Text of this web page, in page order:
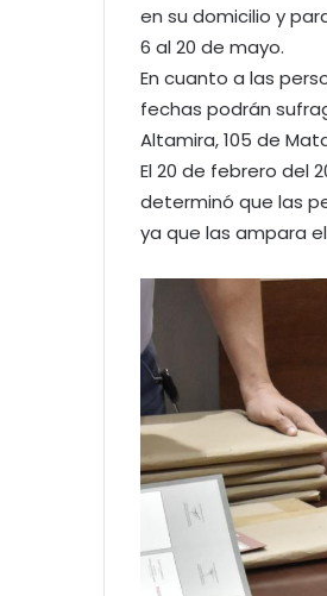
en su domicilio y
6 al 20 de mayo.
En cuanto a las
fechas podrán
Altamira, 105 de
El 20 de febrero del
determinó que las
ya que las ampara